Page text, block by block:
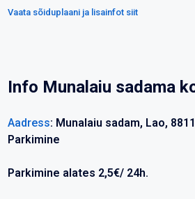
Vaata sõiduplaani ja lisainfot siit
Info Munalaiu sadama
Aadress: Munalaiu sadam, Lao,
Parkimine
Parkimine alates 2,5€/ 24h.